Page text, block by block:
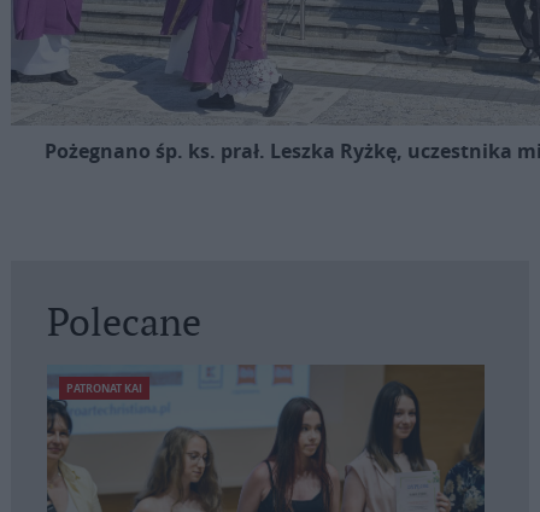
Pożegnano śp. ks. prał. Leszka Ryżkę, uczestnika
Polecane
PATRONAT KAI